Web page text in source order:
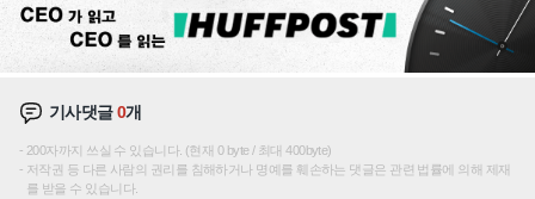
기사댓글0개
200자까지 쓰실 수 있습니다. (현재 0 byte / 최대 400byte)
저작권 등 다른 사람의 권리를 침해하거나 명예를 훼손하는 댓글은 관련 법률에 의해 제재
를 받을 수 있습니다.